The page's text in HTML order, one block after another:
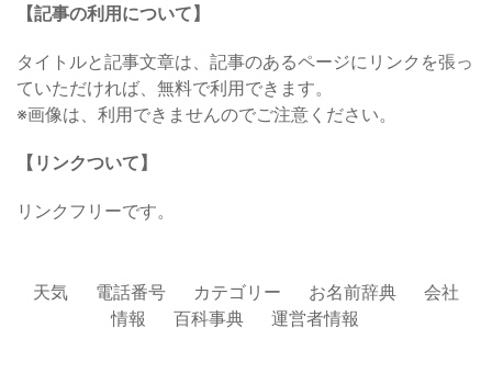
【記事の利用について】
タイトルと記事文章は、記事のあるページにリンクを張っ
ていただければ、無料で利用できます。
※画像は、利用できませんのでご注意ください。
【リンクついて】
リンクフリーです。
天気 電話番号 カテゴリー お名前辞典
会社
情報
百科事典 運営者情報